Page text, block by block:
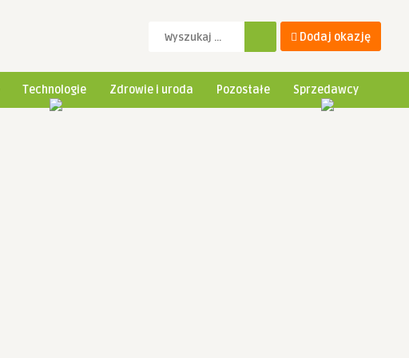
Dodaj okazję
Technologie Zdrowie i uroda Pozostałe Sprzedawcy